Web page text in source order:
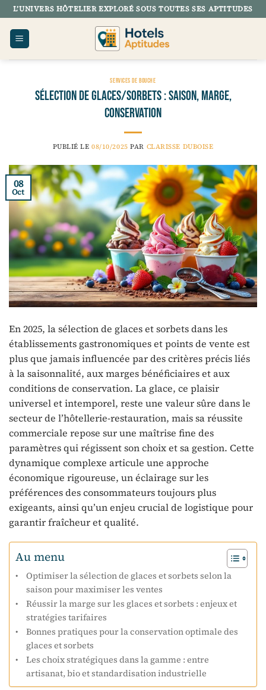
Passer
au
contenu
L’UNIVERS HÔTELIER EXPLORÉ SOUS TOUTES SES APTITUDES
SERVICES DE BOUCHE
Sélection de glaces/sorbets : saison, marge,
conservation
PUBLIÉ LE08/10/2025 PAR CLARISSE DUBOISE
08
Oct
En 2025, la sélection de glaces et sorbets dans les
établissements gastronomiques et points de vente est
plus que jamais influencée par des critères précis liés
à la saisonnalité, aux marges bénéficiaires et aux
conditions de conservation. La glace, ce plaisir
universel et intemporel, reste une valeur sûre dans le
secteur de l’hôtellerie-restauration, mais sa réussite
commerciale repose sur une maîtrise fine des
paramètres qui régissent son choix et sa gestion. Cette
dynamique complexe articule une approche
économique rigoureuse, un éclairage sur les
préférences des consommateurs toujours plus
exigeants, ainsi qu’un enjeu crucial de logistique pour
garantir fraîcheur et qualité.
Au menu
Optimiser la sélection de glaces et sorbets selon la
saison pour maximiser les ventes
Réussir la marge sur les glaces et sorbets : enjeux et
stratégies tarifaires
Bonnes pratiques pour la conservation optimale des
glaces et sorbets
Les choix stratégiques dans la gamme : entre
artisanat, bio et standardisation industrielle